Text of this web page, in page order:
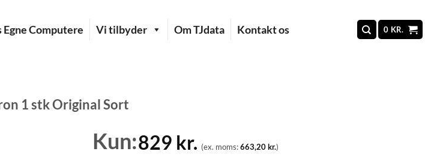
Egne Computere Vi tilbyder Om TJdata Kontakt os 0 KR.
1 stk Original Sort
Kun:829 kr. (ex. moms:663,20kr.)